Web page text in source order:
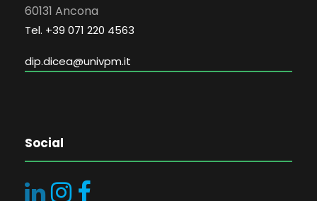
60131 Ancona
Tel. +39 071 220 4563
dip.dicea@univpm.it
Social